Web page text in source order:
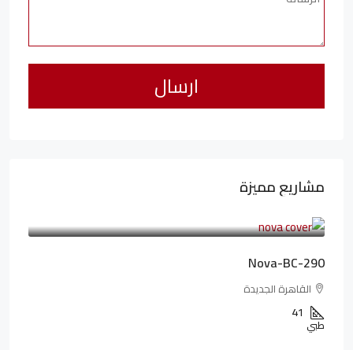
مشاريع مميزة
6,323,076LE
Nova-BC-290
القاهرة الجديدة
41
طبي
4,402,000LE